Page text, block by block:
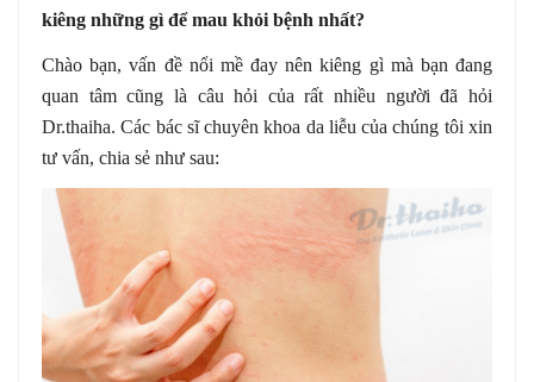
kiêng những gì để mau khỏi bệnh nhất?
Chào bạn, vấn đề nổi mề đay nên kiêng gì mà bạn đang
quan tâm cũng là câu hỏi của rất nhiều người đã hỏi
Dr.thaiha. Các bác sĩ chuyên khoa da liễu của chúng tôi xin
tư vấn, chia sẻ như sau: